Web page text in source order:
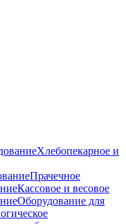
Хлебопекарное и
Прачечное
Кассовое и весовое
Оборудование для